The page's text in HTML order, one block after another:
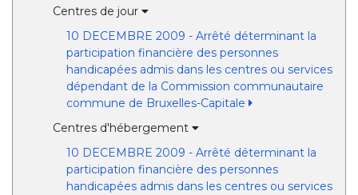
Centres de jour
10 DECEMBRE 2009 - Arrêté déterminant la
participation financière des personnes
handicapées admis dans les centres ou services
dépendant de la Commission communautaire
commune de Bruxelles-Capitale
Centres d'hébergement
10 DECEMBRE 2009 - Arrêté déterminant la
participation financière des personnes
handicapées admis dans les centres ou services